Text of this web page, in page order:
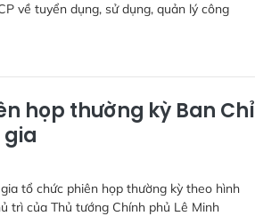
về tuyển dụng, sử dụng, quản lý công
họp thường kỳ Ban Chỉ
tổ chức phiên họp thường kỳ theo hình
trì của Thủ tướng Chính phủ Lê Minh